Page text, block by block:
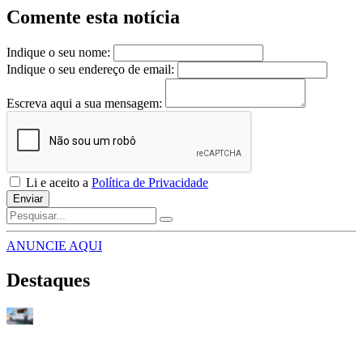
Comente esta notícia
Indique o seu nome:
Indique o seu endereço de email:
Escreva aqui a sua mensagem:
Li e aceito a Política de Privacidade
Enviar
ANUNCIE AQUI
Destaques